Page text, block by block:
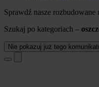
Sprawdź nasze
Szukaj po kategoriach –
Nie pokazuj już tego